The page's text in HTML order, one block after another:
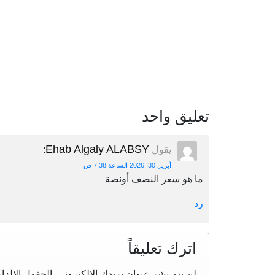
تعليق واحد
يقول Ehab Algaly ALABSY
:
أبريل 30, 2026 الساعة 7:38 ص
ما هو سعر النصف أونصة
رد
اترك تعليقاً